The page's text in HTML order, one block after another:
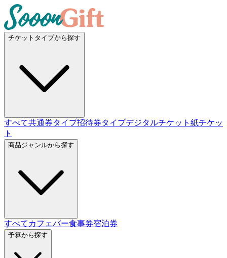
チケットタイプから探す
すべて共通券タイプ招待券タイプデジタルチケット 紙チケッ
ト
商品ジャンルから探す
すべて カフェバー食事券宿泊券
予算から探す